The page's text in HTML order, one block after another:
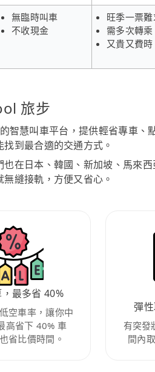
無臨時叫車
不收現金
旺季一票難
需多次轉乘
又貴又費時
旅步
智慧叫車平台，提供輕省專車、
到最合適的交通方式。
也在日本、韓國、新加坡、馬來
縫接軌，方便又省心。
最多省 40%
空車率，讓你中
高省下 40% 車
省比價時間。
彈
有突發
間內